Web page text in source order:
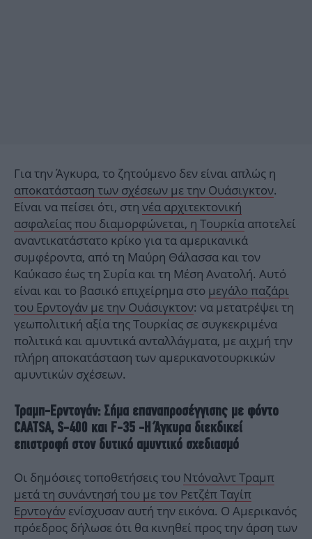
Για την Άγκυρα, το ζητούμενο δεν είναι απλώς η
αποκατάσταση των σχέσεων με την Ουάσιγκτον.
Είναι να πείσει ότι, στη νέα αρχιτεκτονική
ασφαλείας που διαμορφώνεται, η Τουρκία αποτελεί
αναντικατάστατο κρίκο για τα αμερικανικά
συμφέροντα, από τη Μαύρη Θάλασσα και τον
Καύκασο έως τη Συρία και τη Μέση Ανατολή. Αυτό
είναι και το βασικό επιχείρημα στο μεγάλο παζάρι
του Ερντογάν με την Ουάσιγκτον: να μετατρέψει τη
γεωπολιτική αξία της Τουρκίας σε συγκεκριμένα
πολιτικά και αμυντικά ανταλλάγματα, με αιχμή την
πλήρη αποκατάσταση των αμερικανοτουρκικών
αμυντικών σχέσεων.
Τραμπ-Ερντογάν: Σήμα επαναπροσέγγισης με φόντο
CAATSA, S-400 και F-35 -Η Άγκυρα διεκδικεί
επιστροφή στον δυτικό αμυντικό σχεδιασμό
Οι δημόσιες τοποθετήσεις του Ντόναλντ Τραμπ
μετά τη συνάντησή του με τον Ρετζέπ Ταγίπ
Ερντογάν ενίσχυσαν αυτή την εικόνα. Ο Αμερικανός
πρόεδρος δήλωσε ότι θα κινηθεί προς την άρση των